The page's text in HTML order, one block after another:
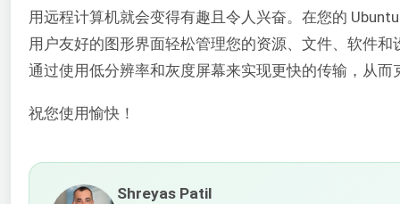
用远程计算机就会变得有趣且令人兴奋。在您的
用户友好的图形界面轻松管理您的资源、文件、软件
通过使用低分辨率和灰度屏幕来实现更快的传输，从而
祝您使用愉快！
Shreyas Patil